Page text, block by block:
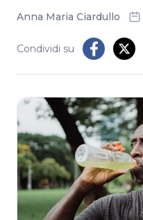
Anna Maria Ciardullo
Condividi su